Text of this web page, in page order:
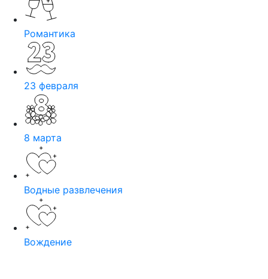
Романтика
23 февраля
8 марта
Водные развлечения
Вождение